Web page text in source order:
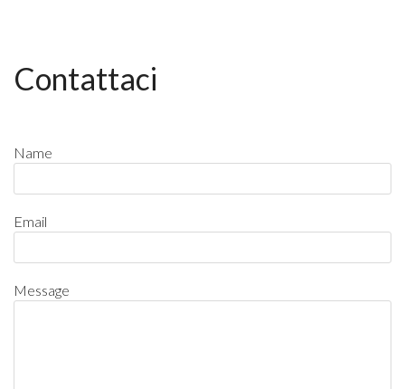
Contattaci
Name
Email
Message